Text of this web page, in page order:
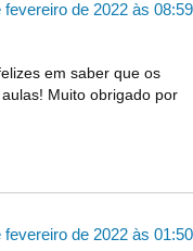
fevereiro de 2022 às 08:59
em saber que os
Muito obrigado por
fevereiro de 2022 às 01:50